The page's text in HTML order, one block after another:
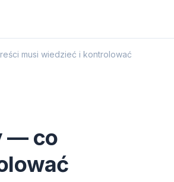
musi wiedzieć i kontrolować
— co